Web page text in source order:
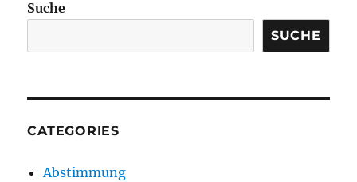
Suche
SUCHE
CATEGORIES
Abstimmung